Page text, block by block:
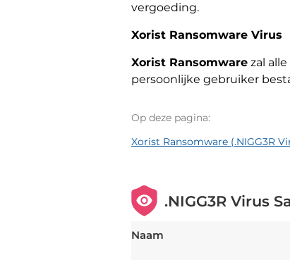
vergoeding.
Xorist Ransomware Virus
Xorist Ransomware zal
persoonlijke gebruiker
Op deze pagina:
Xorist Ransomware (.NIGG3R
.NIGG3R Virus
Naam